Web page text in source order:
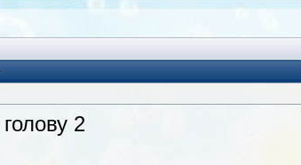
2